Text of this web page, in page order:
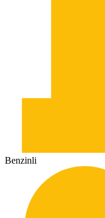
Benzinli